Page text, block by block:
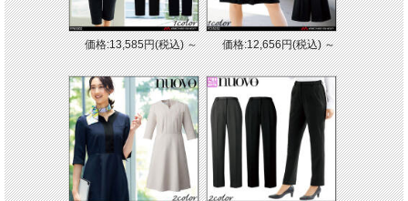
価格:13,585円(税込)～ 価格:12,656円(税込)～